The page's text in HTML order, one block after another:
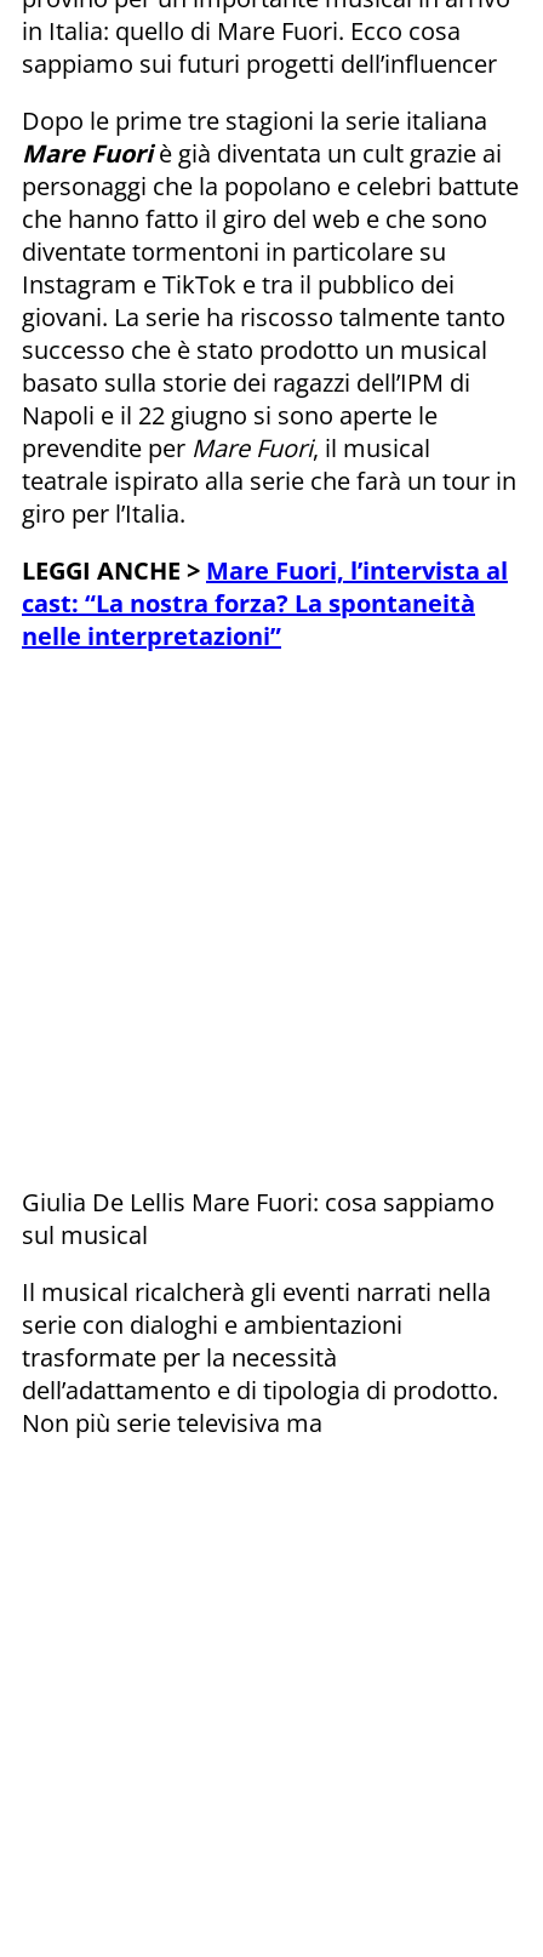
in Italia: quello di Mare Fuori. Ecco cosa
sappiamo sui futuri progetti dell’influencer
Dopo le prime tre stagioni la serie italiana
Mare Fuori è già diventata un cult grazie ai
personaggi che la popolano e celebri battute
che hanno fatto il giro del web e che sono
diventate tormentoni in particolare su
Instagram e TikTok e tra il pubblico dei
giovani. La serie ha riscosso talmente tanto
successo che è stato prodotto un musical
basato sulla storie dei ragazzi dell’IPM di
Napoli e il 22 giugno si sono aperte le
prevendite per Mare Fuori, il musical
teatrale ispirato alla serie che farà un tour in
giro per l’Italia.
LEGGI ANCHE > Mare Fuori, l’intervista al
cast: “La nostra forza? La spontaneità
nelle interpretazioni”
Giulia De Lellis Mare Fuori: cosa sappiamo
sul musical
Il musical ricalcherà gli eventi narrati nella
serie con dialoghi e ambientazioni
trasformate per la necessità
dell’adattamento e di tipologia di prodotto.
Non più serie televisiva ma